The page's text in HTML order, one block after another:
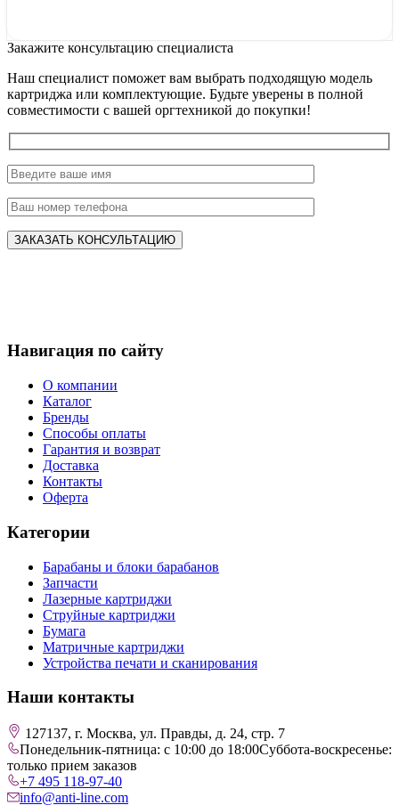
Закажите консультацию специалиста
Наш специалист поможет вам выбрать подходящую модель
картриджа или комплектующие. Будьте уверены в полной
совместимости с вашей оргтехникой до покупки!
Навигация по сайту
О компании
Каталог
Бренды
Способы оплаты
Гарантия и возврат
Доставка
Контакты
Оферта
Категории
Барабаны и блоки барабанов
Запчасти
Лазерные картриджи
Струйные картриджи
Бумага
Матричные картриджи
Устройства печати и сканирования
Наши контакты
127137, г. Москва, ул. Правды, д. 24, стр. 7
Понедельник-пятница: с 10:00 до 18:00Суббота-воскресенье:
только прием заказов
+7 495 118-97-40
info@anti-line.com